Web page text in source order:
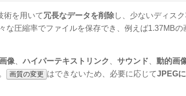
術を用いて冗長なデータを削除し、少ないディス
な圧縮率でファイルを保存でき、例えば1.37MBの
像 、ハイパーテキストリンク サウンド
動的画
画質の変更 はできないため、必要に応じてJPEG